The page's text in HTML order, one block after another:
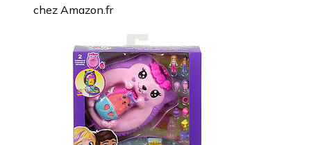
chez Amazon.fr